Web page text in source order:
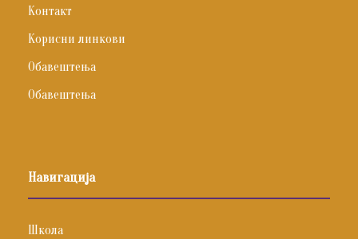
Контакт
Корисни линкови
Обавештења
Обавештења
Навигација
Школа